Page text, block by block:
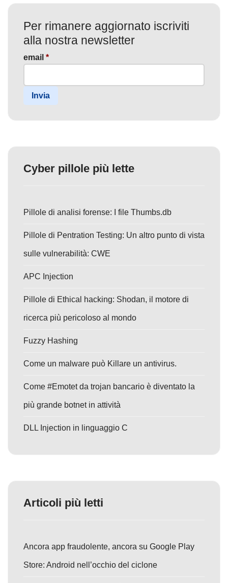
Per rimanere aggiornato iscriviti
alla nostra newsletter
email *
Invia
Cyber pillole più lette
Pillole di analisi forense: I file Thumbs.db
Pillole di Pentration Testing: Un altro punto di vista
sulle vulnerabilità: CWE
APC Injection
Pillole di Ethical hacking: Shodan, il motore di
ricerca più pericoloso al mondo
Fuzzy Hashing
Come un malware può Killare un antivirus.
Come #Emotet da trojan bancario è diventato la
più grande botnet in attività
DLL Injection in linguaggio C
Articoli più letti
Ancora app fraudolente, ancora su Google Play
Store: Android nell’occhio del ciclone